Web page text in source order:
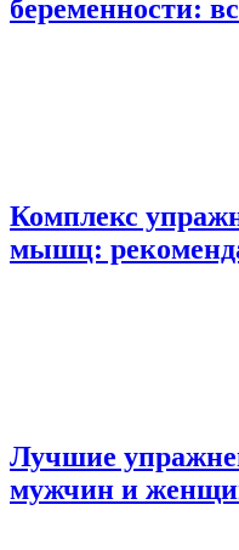
беременности:
Комплекс
мышц:
Лучшие
мужчин и